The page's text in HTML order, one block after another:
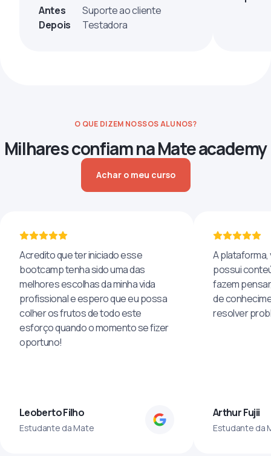
Antes
Suporte ao cliente
Depois
Testadora
O QUE DIZEM NOSSOS ALUNOS?
Milhares confiam na Mate academy
Achar o meu curso
Acredito que ter iniciado esse
bootcamp tenha sido uma das
melhores escolhas da minha vida
profissional e espero que eu possa
colher os frutos de todo este
esforço quando o momento se fizer
oportuno!
Leoberto Filho
Estudante da Mate
A plataforma,
possui
fazem
de
resolver
Arthur Fujii
Estudante da